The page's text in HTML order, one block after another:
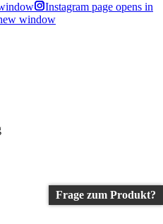
Instagram page opens in
window
Frage zum Produkt?